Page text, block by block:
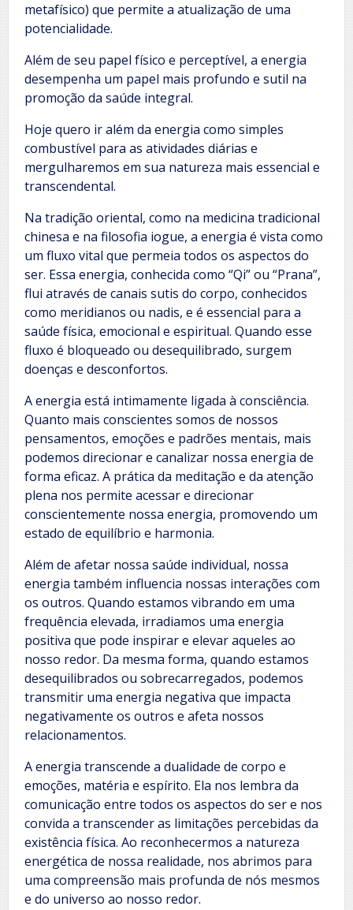
metafísico) que permite a atualização de uma
potencialidade.
Além de seu papel físico e perceptível, a energia
desempenha um papel mais profundo e sutil na
promoção da saúde integral.
Hoje quero ir além da energia como simples
combustível para as atividades diárias e
mergulharemos em sua natureza mais essencial e
transcendental.
Na tradição oriental, como na medicina tradicional
chinesa e na filosofia iogue, a energia é vista como
um fluxo vital que permeia todos os aspectos do
ser. Essa energia, conhecida como “Qi” ou “Prana”,
flui através de canais sutis do corpo, conhecidos
como meridianos ou nadis, e é essencial para a
saúde física, emocional e espiritual. Quando esse
fluxo é bloqueado ou desequilibrado, surgem
doenças e desconfortos.
A energia está intimamente ligada à consciência.
Quanto mais conscientes somos de nossos
pensamentos, emoções e padrões mentais, mais
podemos direcionar e canalizar nossa energia de
forma eficaz. A prática da meditação e da atenção
plena nos permite acessar e direcionar
conscientemente nossa energia, promovendo um
estado de equilíbrio e harmonia.
Além de afetar nossa saúde individual, nossa
energia também influencia nossas interações com
os outros. Quando estamos vibrando em uma
frequência elevada, irradiamos uma energia
positiva que pode inspirar e elevar aqueles ao
nosso redor. Da mesma forma, quando estamos
desequilibrados ou sobrecarregados, podemos
transmitir uma energia negativa que impacta
negativamente os outros e afeta nossos
relacionamentos.
A energia transcende a dualidade de corpo e
emoções, matéria e espírito. Ela nos lembra da
comunicação entre todos os aspectos do ser e nos
convida a transcender as limitações percebidas da
existência física. Ao reconhecermos a natureza
energética de nossa realidade, nos abrimos para
uma compreensão mais profunda de nós mesmos
e do universo ao nosso redor.